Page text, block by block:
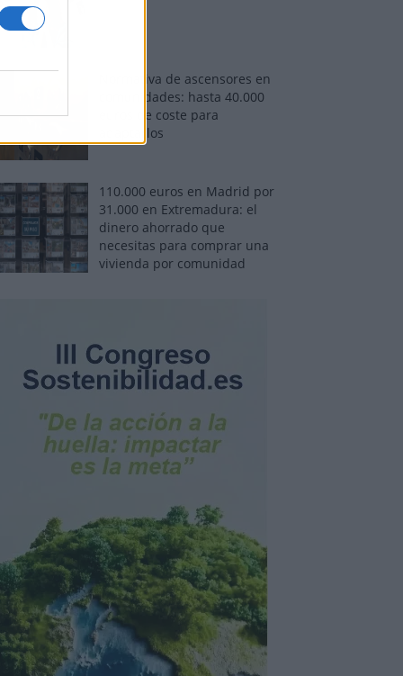
Normativa de ascensores en
comunidades: hasta 40.000
euros de coste para
adaptarlos
110.000 euros en Madrid por
31.000 en Extremadura: el
dinero ahorrado que
necesitas para comprar una
vivienda por comunidad